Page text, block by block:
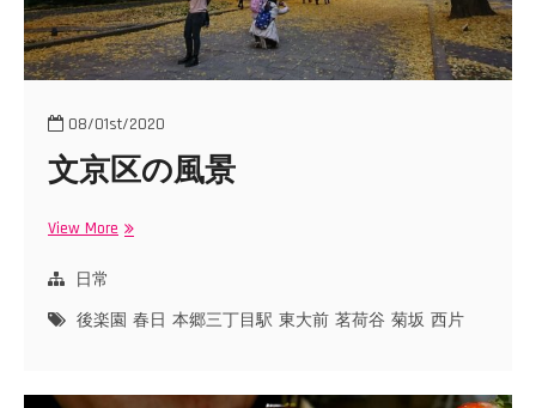
い
08/01st/2020
文京区の風景
View More文
風
日常
後楽園 春日 本郷三丁目駅 東大前 茗荷谷 菊坂 西片